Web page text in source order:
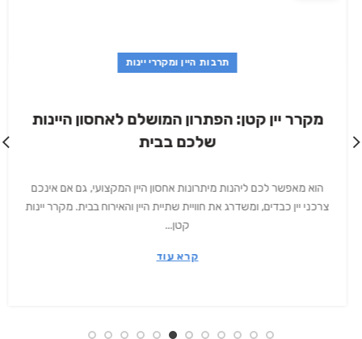
תרבות היין ומקררי יינות
מקרר יין קטן: הפתרון המושלם לאחסון היינות
שלכם בבית
הוא מאפשר לכם ליהנות מיתרונות אחסון היין המקצועי, גם אם אינכם
צרכני יין כבדים, ומשדרג את חוויית שתיית היין והאירוח בבית. מקרר יינות
קטן...
קרא עוד